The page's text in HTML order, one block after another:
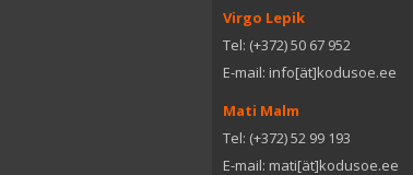
Virgo Lepik
Tel: (+372) 50 67 952
E-mail: info[ät]kodusoe.ee
Mati Malm
Tel: (+372) 52 99 193
E-mail: mati[ät]kodusoe.ee